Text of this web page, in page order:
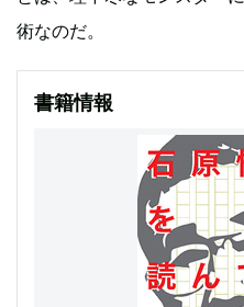
術なのだ。
書籍情報